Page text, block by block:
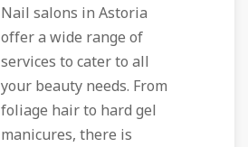
Nail salons in Astoria
offer a wide range of
services to cater to all
your beauty needs. From
foliage hair to hard gel
manicures, there is